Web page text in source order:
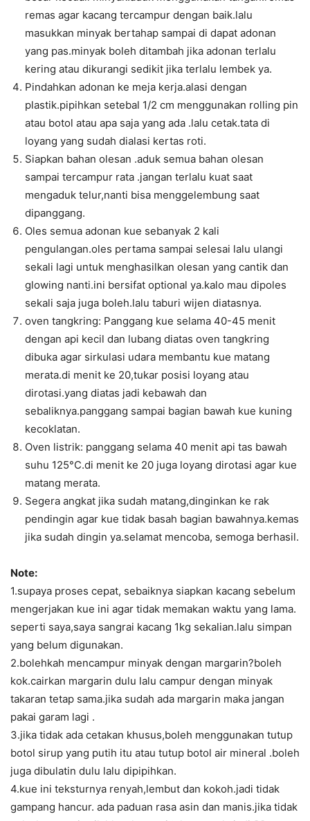
remas agar kacang tercampur dengan baik.lalu
masukkan minyak bertahap sampai di dapat adonan
yang pas.minyak boleh ditambah jika adonan terlalu
kering atau dikurangi sedikit jika terlalu lembek ya.
Pindahkan adonan ke meja kerja.alasi dengan
plastik.pipihkan setebal 1/2 cm menggunakan rolling pin
atau botol atau apa saja yang ada .lalu cetak.tata di
loyang yang sudah dialasi kertas roti.
Siapkan bahan olesan .aduk semua bahan olesan
sampai tercampur rata .jangan terlalu kuat saat
mengaduk telur,nanti bisa menggelembung saat
dipanggang.
Oles semua adonan kue sebanyak 2 kali
pengulangan.oles pertama sampai selesai lalu ulangi
sekali lagi untuk menghasilkan olesan yang cantik dan
glowing nanti.ini bersifat optional ya.kalo mau dipoles
sekali saja juga boleh.lalu taburi wijen diatasnya.
oven tangkring: Panggang kue selama 40-45 menit
dengan api kecil dan lubang diatas oven tangkring
dibuka agar sirkulasi udara membantu kue matang
merata.di menit ke 20,tukar posisi loyang atau
dirotasi.yang diatas jadi kebawah dan
sebaliknya.panggang sampai bagian bawah kue kuning
kecoklatan.
Oven listrik: panggang selama 40 menit api tas bawah
suhu 125°C.di menit ke 20 juga loyang dirotasi agar kue
matang merata.
Segera angkat jika sudah matang,dinginkan ke rak
pendingin agar kue tidak basah bagian bawahnya.kemas
jika sudah dingin ya.selamat mencoba, semoga berhasil.
Note:
1.supaya proses cepat, sebaiknya siapkan kacang sebelum
mengerjakan kue ini agar tidak memakan waktu yang lama.
seperti saya,saya sangrai kacang 1kg sekalian.lalu simpan
yang belum digunakan.
2.bolehkah mencampur minyak dengan margarin?boleh
kok.cairkan margarin dulu lalu campur dengan minyak
takaran tetap sama.jika sudah ada margarin maka jangan
pakai garam lagi .
3.jika tidak ada cetakan khusus,boleh menggunakan tutup
botol sirup yang putih itu atau tutup botol air mineral .boleh
juga dibulatin dulu lalu dipipihkan.
4.kue ini teksturnya renyah,lembut dan kokoh.jadi tidak
gampang hancur. ada paduan rasa asin dan manis.jika tidak